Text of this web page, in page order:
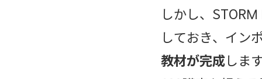
しかし、
しておき、イン
教材が完成しま